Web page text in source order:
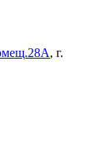
, г.